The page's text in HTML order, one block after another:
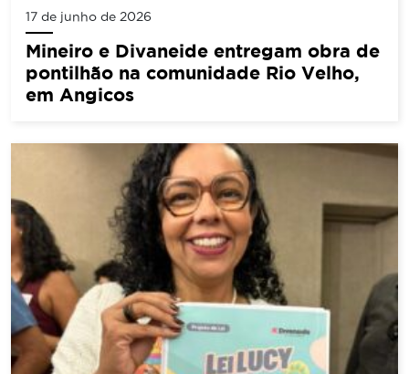
17 de junho de 2026
Mineiro e Divaneide entregam obra de
pontilhão na comunidade Rio Velho,
em Angicos